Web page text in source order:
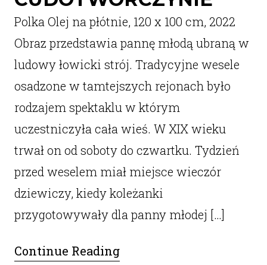
Polka Olej na płótnie, 120 x 100 cm, 2022
Obraz przedstawia pannę młodą ubraną w
ludowy łowicki strój. Tradycyjne wesele
osadzone w tamtejszych rejonach było
rodzajem spektaklu w którym
uczestniczyła cała wieś. W XIX wieku
trwał on od soboty do czwartku. Tydzień
przed weselem miał miejsce wieczór
dziewiczy, kiedy koleżanki
przygotowywały dla panny młodej […]
Continue Reading